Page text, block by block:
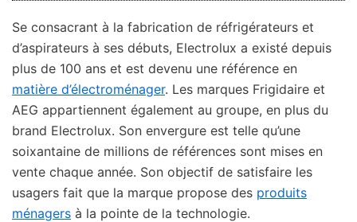
Se consacrant à la fabrication de réfrigérateurs et
d’aspirateurs à ses débuts, Electrolux a existé depuis
plus de 100 ans et est devenu une référence en
matière d’électroménager. Les marques Frigidaire et
AEG appartiennent également au groupe, en plus du
brand Electrolux. Son envergure est telle qu’une
soixantaine de millions de références sont mises en
vente chaque année. Son objectif de satisfaire les
usagers fait que la marque propose des produits
ménagers à la pointe de la technologie.